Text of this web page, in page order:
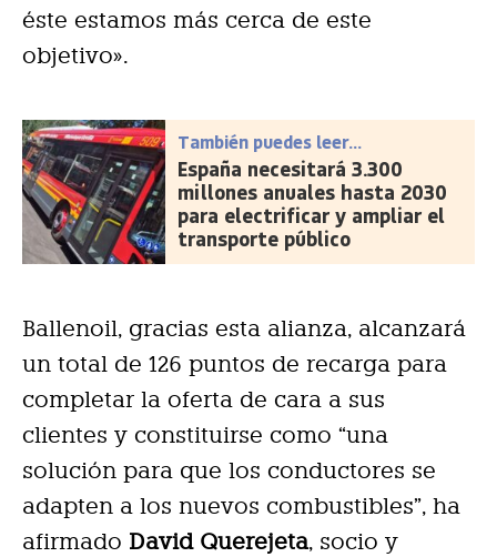
éste estamos más cerca de este
objetivo».
También puedes leer...
España necesitará 3.300
millones anuales hasta 2030
para electrificar y ampliar el
transporte público
Ballenoil, gracias esta alianza, alcanzará
un total de 126 puntos de recarga para
completar la oferta de cara a sus
clientes y constituirse como “una
solución para que los conductores se
adapten a los nuevos combustibles”, ha
afirmado David Querejeta, socio y